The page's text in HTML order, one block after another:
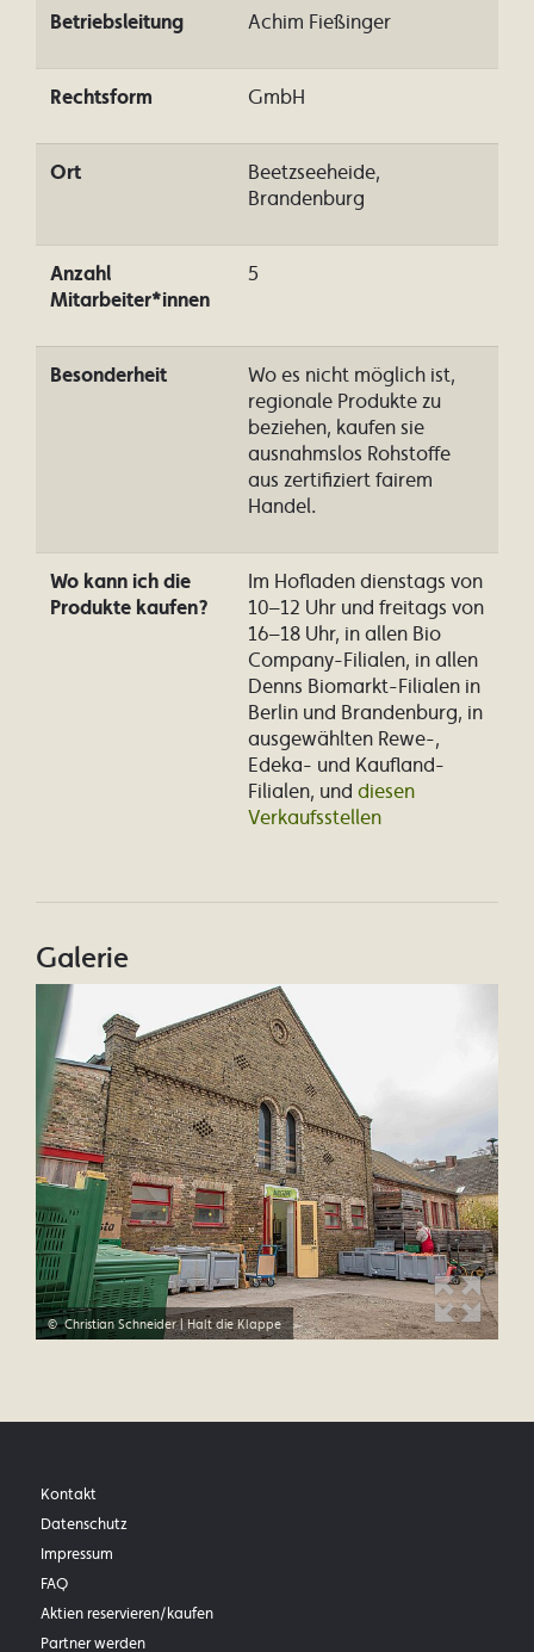
Betriebsleitung Achim Fießinger
Rechtsform GmbH
Ort
Beetzseeheide,
Brandenburg
Anzahl
Mitarbeiter*innen
5
Besonderheit
Wo es nicht möglich ist,
regionale Produkte zu
beziehen, kaufen sie
ausnahmslos Rohstoffe
aus zertifiziert fairem
Handel.
Wo kann ich die
Produkte kaufen?
Im Hofladen dienstags von
10–12 Uhr und freitags von
16–18 Uhr, in allen Bio
Company-Filialen, in allen
Denns Biomarkt-Filialen in
Berlin und Brandenburg, in
ausgewählten Rewe-,
Edeka- und Kaufland-
Filialen, und diesen
Verkaufsstellen
Galerie
Christian Schneider | Halt die Klappe
Kontakt
Datenschutz
Impressum
FAQ
Aktien reservieren/kaufen
Partner werden